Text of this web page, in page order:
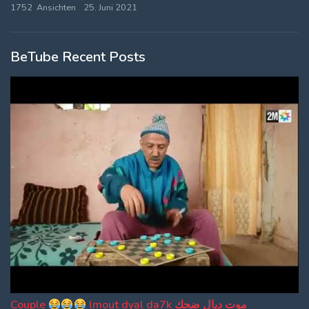
1752 Ansichten
25. Juni 2021
BeTube Recent Posts
Couple lmout dyal da7k موت ديال ضحك